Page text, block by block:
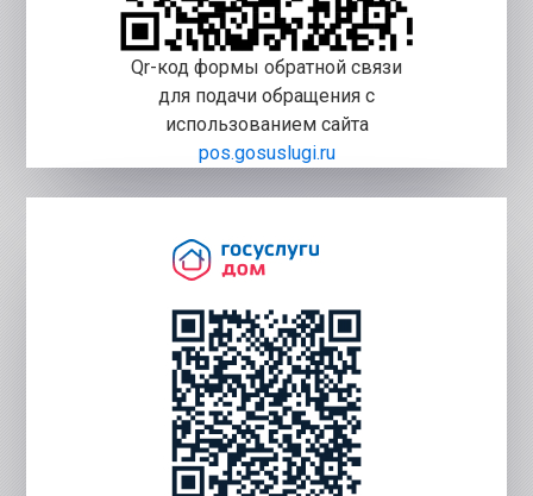
Qr-код формы обратной связи
для подачи обращения с
использованием сайта
pos.gosuslugi.ru